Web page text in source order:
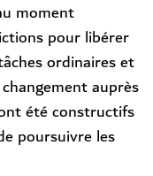
moment
pour libérer
ordinaires et
auprès
été constructifs
poursuivre les